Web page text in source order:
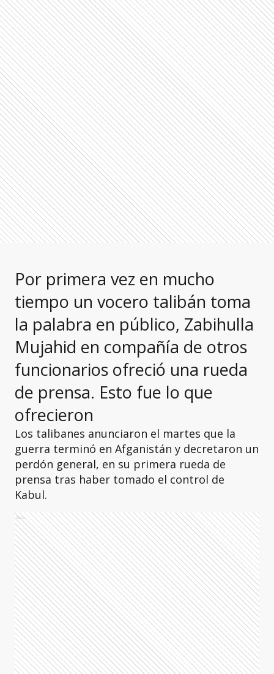
Por primera vez en mucho
tiempo un vocero talibán toma
la palabra en público, Zabihulla
Mujahid en compañía de otros
funcionarios ofreció una rueda
de prensa. Esto fue lo que
ofrecieron
Los talibanes anunciaron el martes que la
guerra terminó en Afganistán y decretaron un
perdón general, en su primera rueda de
prensa tras haber tomado el control de
Kabul.
Ads